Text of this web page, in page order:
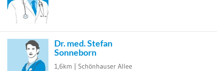
Dr. med. Stefan
Sonneborn
1,6km | Schönhauser Allee